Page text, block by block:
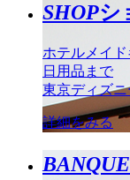
SHOPシ
ホテルメイ
日用品まで
東京ディズ
詳細をみる